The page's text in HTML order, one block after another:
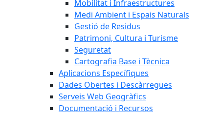
Mobilitat i Infraestructures
Medi Ambient i Espais Naturals
Gestió de Residus
Patrimoni, Cultura i Turisme
Seguretat
Cartografia Base i Tècnica
Aplicacions Específiques
Dades Obertes i Descàrregues
Serveis Web Geogràfics
Documentació i Recursos